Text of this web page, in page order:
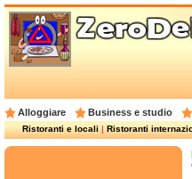
Alloggiare Business e studio
Ristoranti e locali|Ristoranti